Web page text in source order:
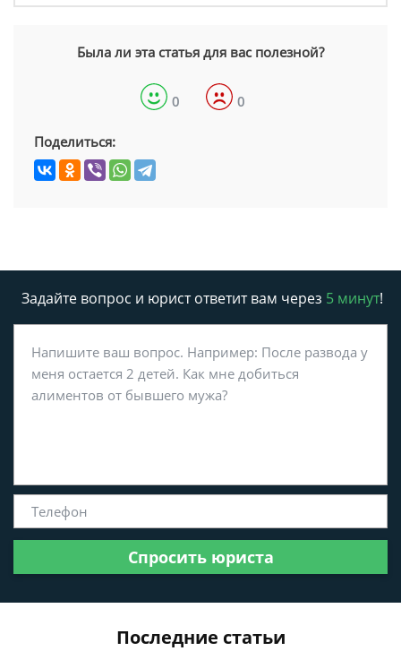
Была ли эта статья для вас полезной?
0 0
Поделиться:
Задайте вопрос и юрист ответит вам через 5 минут!
Спросить юриста
Последние статьи